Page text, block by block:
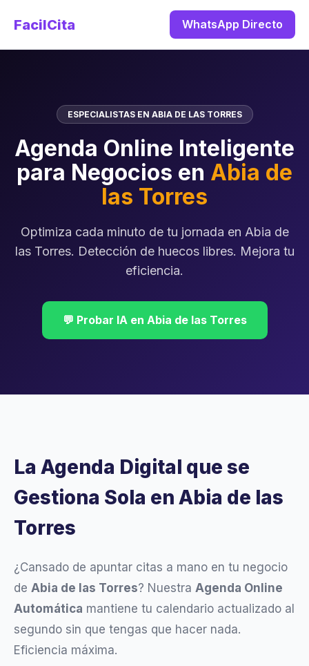
FacilCita WhatsApp Directo
ESPECIALISTAS EN ABIA DE LAS TORRES
Agenda Online Inteligente
para Negocios en Abia de
las Torres
Optimiza cada minuto de tu jornada en Abia de
las Torres. Detección de huecos libres. Mejora tu
eficiencia.
💬 Probar IA en Abia de las Torres
La Agenda Digital que se
Gestiona Sola en Abia de las
Torres
¿Cansado de apuntar citas a mano en tu negocio
de Abia de las Torres? Nuestra Agenda Online
Automática mantiene tu calendario actualizado al
segundo sin que tengas que hacer nada.
Eficiencia máxima.